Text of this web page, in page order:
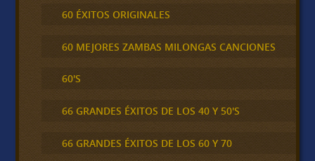
60 ÉXITOS ORIGINALES
60 MEJORES ZAMBAS MILONGAS CANCIONES
60'S
66 GRANDES ÉXITOS DE LOS 40 Y 50'S
66 GRANDES ÉXITOS DE LOS 60 Y 70